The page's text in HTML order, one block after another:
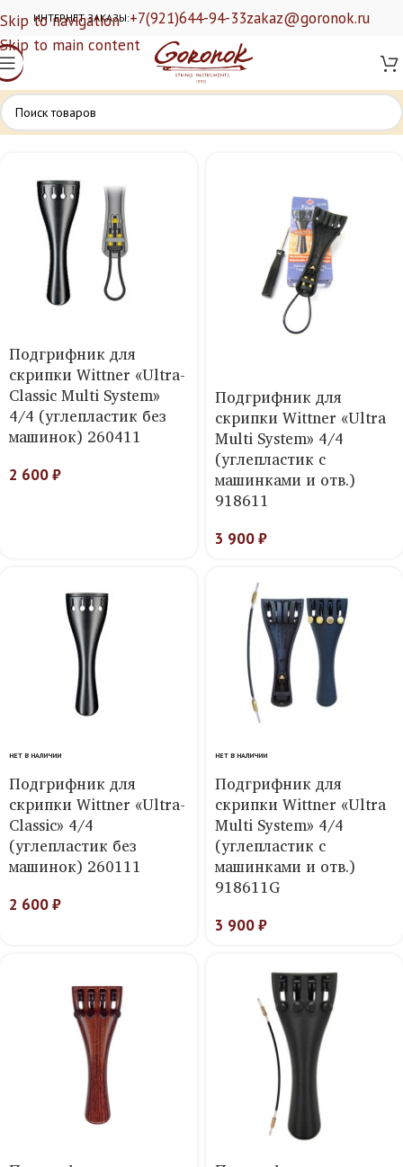
Skip to navigation
Skip to main content
ИНТЕРНЕТ ЗАКАЗЫ:+7(921)644-94-33zakaz@goronok.ru
Подгрифник для
скрипки Wittner «Ultra-
Classic Multi System»
4/4 (углепластик без
машинок) 260411
2 600₽
Подгрифник для
скрипки Wittner «Ultra
Multi System» 4/4
(углепластик с
машинками и отв.)
918611
3 900₽
НЕТ В НАЛИЧИИ
Подгрифник для
скрипки Wittner «Ultra-
Classic» 4/4
(углепластик без
машинок) 260111
2 600₽
НЕТ В НАЛИЧИИ
Подгрифник для
скрипки Wittner «Ultra
Multi System» 4/4
(углепластик с
машинками и отв.)
918611G
3 900₽